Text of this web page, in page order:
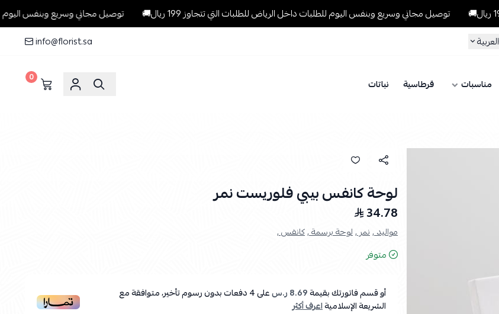
توصيل مجاني وسريع وبنفس اليوم للطلبات داخل الرياض للطلبات التي تتجاوز 199 ريال🚚 توصيل مجاني وسريع وبنفس اليوم للطلبات
العربية info@florist.sa
مناسبات قرطاسية نباتات 0
لوحة كانفس بيبي فلوريست نمر
34.78
مواليد ,نمر ,لوحة برسمة ,كانفس ,
متوفر
أو قسم فاتورتك بقيمة8.69 ر.س على4دفعات بدون رسوم تأخير، متوافقة مع
الشريعة الإسلاميةاعرف أكثر